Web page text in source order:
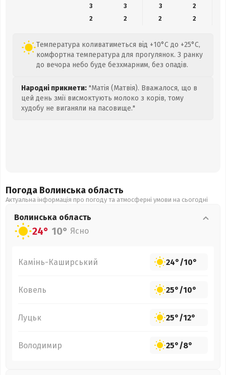
3
3 3
2
2
2 2 2
Температура коливатиметься від +10°C до +25°C,
комфортна температура для прогулянок. З ранку
до вечора небо буде безхмарним, без опадів.
Народні прикмети: "Матія (Матвія). Вважалося, що в
цей день змії висмоктують молоко з корів, тому
худобу не виганяли на пасовище."
Погода Волинська область
Актуальна інформація про погоду та атмосферні умови на сьогодні
Волинська область
24° 10° Ясно
Камінь-Каширський 24°/10°
Ковель 25°/10°
Луцьк 25°/12°
Володимир 25°/8°